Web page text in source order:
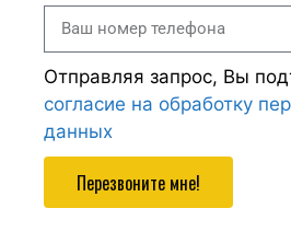
Отправляя запрос, Вы
согласие на обработку
данных
Перезвоните мне!